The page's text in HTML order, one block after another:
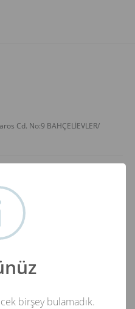
Cd. No:9 BAHÇELİEVLER/
birşey bulamadık.